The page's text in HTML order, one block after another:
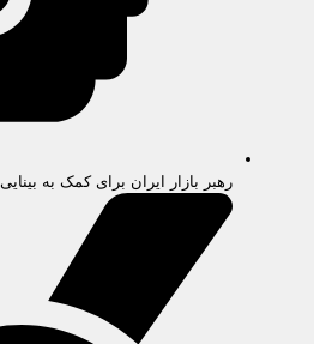
رهبر بازار ایران برای کمک به بینایی